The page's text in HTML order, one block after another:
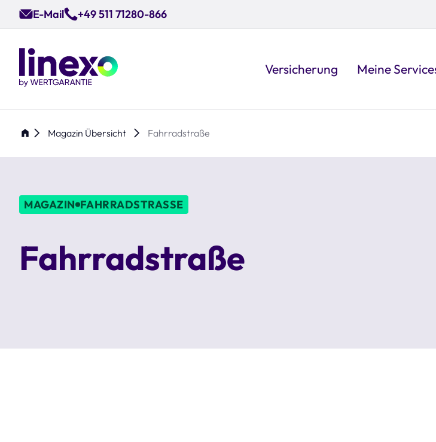
Skip
content
E-Mail +49 511 71280-866
Versicherung Meine
Magazin Übersicht Fahrradstraße
MAGAZIN FAHRRADSTRASSE
Fahrradstraße